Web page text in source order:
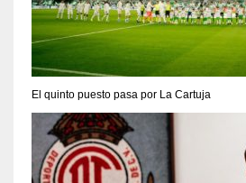
El quinto puesto pasa por La Cartuja